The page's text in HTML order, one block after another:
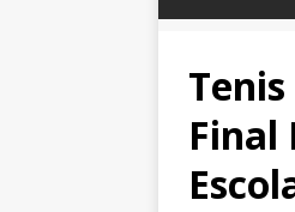
Final